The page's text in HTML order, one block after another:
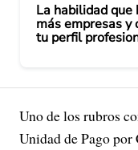
La habilidad que
más empresas y
tu perfil
Uno de los rubros
Unidad de Pago